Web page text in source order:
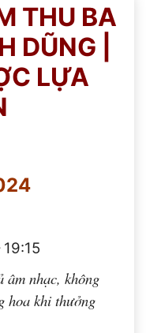
THU BA
DŨNG |
LỰA
19:15
nhạc, không
hoa khi thưởng